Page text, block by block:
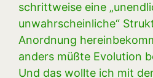
schrittweise eine
unwahrscheinliche“
Anordnung
anders müßte Evolution
Und das wollte ich mit